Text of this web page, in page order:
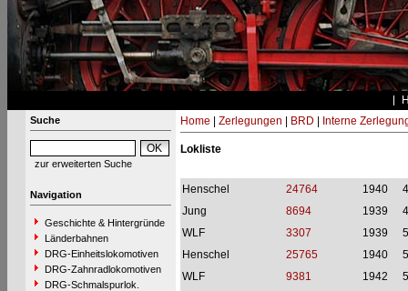
Suche
zur erweiterten Suche
Navigation
Geschichte & Hintergründe
Länderbahnen
DRG-Einheitslokomotiven
DRG-Zahnradlokomotiven
DRG-Schmalspurlok.
Home Zerlegungen BRD Interne
Lokliste
Henschel 24764 1940
Jung
8694 1939
WLF
3307 1939
Henschel
25765 1940
WLF
9381 1942